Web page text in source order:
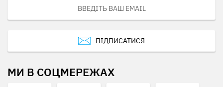
ПІДПИСАТИСЯ
МИ В СОЦМЕРЕЖАХ